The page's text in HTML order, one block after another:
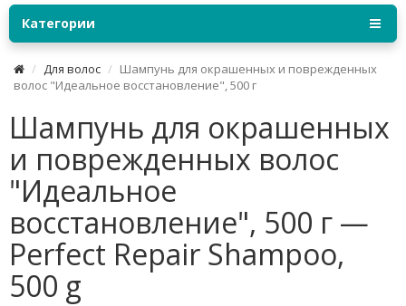
Категории
Для волос
Шампунь для окрашенных и поврежденных
волос "Идеальное восстановление", 500 г
Шампунь для окрашенных
и поврежденных волос
"Идеальное
восстановление", 500 г —
Perfect Repair Shampoo,
500 g